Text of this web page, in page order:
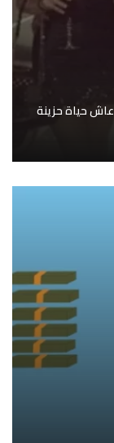
عاش حياة حزينة